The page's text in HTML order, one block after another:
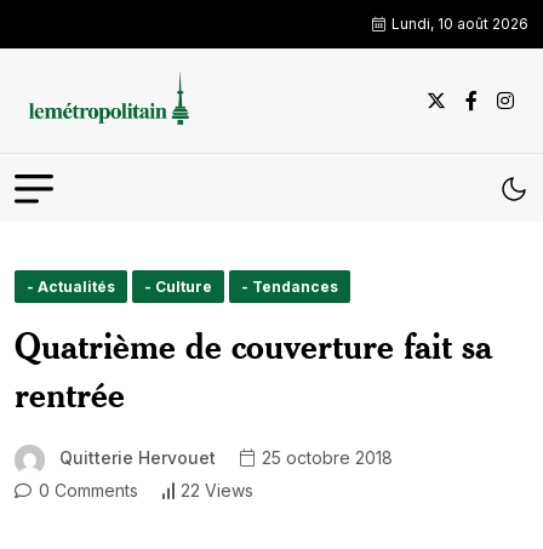
Lundi, 10 août 2026
- Actualités - Culture - Tendances
Quatrième de couverture fait sa
rentrée
Quitterie Hervouet
25 octobre 2018
0 Comments
22 Views